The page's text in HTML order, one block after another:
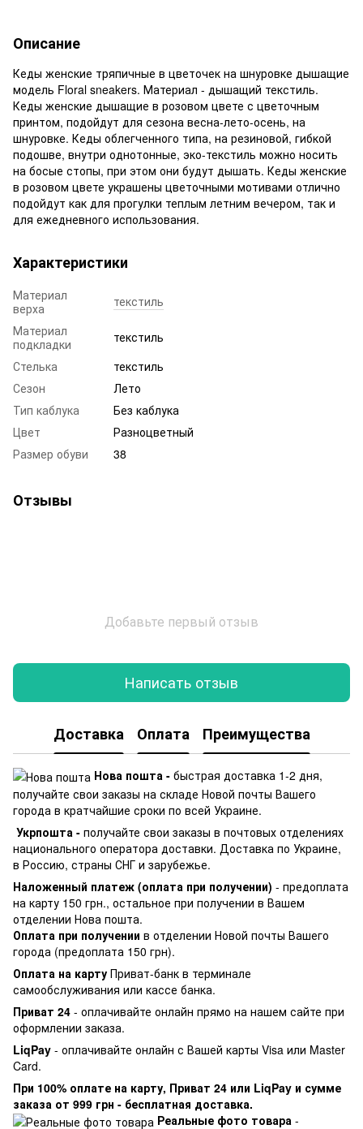
Описание
Кеды женские тряпичные в цветочек на шнуровке дышащие
модель Floral sneakers. Материал - дышащий текстиль.
Кеды женские дышащие в розовом цвете с цветочным
принтом, подойдут для сезона весна-лето-осень, на
шнуровке. Кеды облегченного типа, на резиновой, гибкой
подошве, внутри однотонные, эко-текстиль можно носить
на босые стопы, при этом они будут дышать. Кеды женские
в розовом цвете украшены цветочными мотивами отлично
подойдут как для прогулки теплым летним вечером, так и
для ежедневного использования.
Характеристики
Материал
верха
текстиль
Материал
подкладки
текстиль
Стелька
текстиль
Сезон
Лето
Тип каблука
Без каблука
Цвет
Разноцветный
Размер обуви
38
Отзывы
Добавьте первый отзыв
Написать отзыв
Доставка Оплата Преимущества
Нова пошта - быстрая доставка 1-2 дня,
получайте свои заказы на складе Новой почты Вашего
города в кратчайшие сроки по всей Украине.
Укрпошта - получайте свои заказы в почтовых отделениях
национального оператора доставки. Доставка по Украине,
в Россию, страны СНГ и зарубежье.
Наложенный платеж (оплата при получении) - предоплата
на карту 150 грн., остальное при получении в Вашем
отделении Нова пошта.
Оплата при получении в отделении Новой почты Вашего
города (предоплата 150 грн).
Оплата на карту Приват-банк в терминале
самообслуживания или кассе банка.
Приват 24 - оплачивайте онлайн прямо на нашем сайте при
оформлении заказа.
LiqPay - оплачивайте онлайн с Вашей карты Visa или Master
Card.
При 100% оплате на карту, Приват 24 или LiqPay и сумме
заказа от 999 грн - бесплатная доставка.
Реальные фото товара -